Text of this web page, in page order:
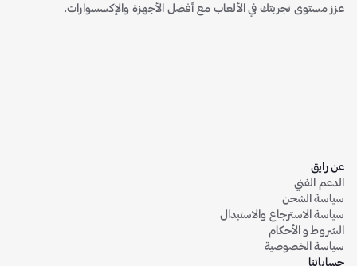
عزز مستوى تجربتك في الألعاب مع أفضل الأجهزة والإكسسوارات.
عن رايق
الدعم الفني
سياسة الشحن
سياسة الاسترجاع والاستبدال
الشروط و الأحكام
سياسة الخصوصية
حساباتنا